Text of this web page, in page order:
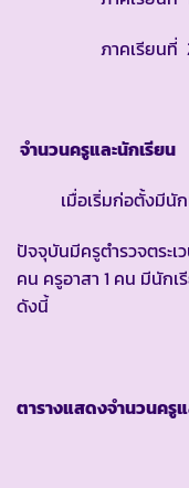
ภาคเรียนที่ 2 เปิ
จำนวนครูและนักเรียน
เมื่อเริ่มก่อตั้งมีนัก
ปัจจุบันมีครูตำรวจตระ
คน ครูอาสา 1 คน มีนัก
ดังนี้
ตารางแสดงจำนวนค